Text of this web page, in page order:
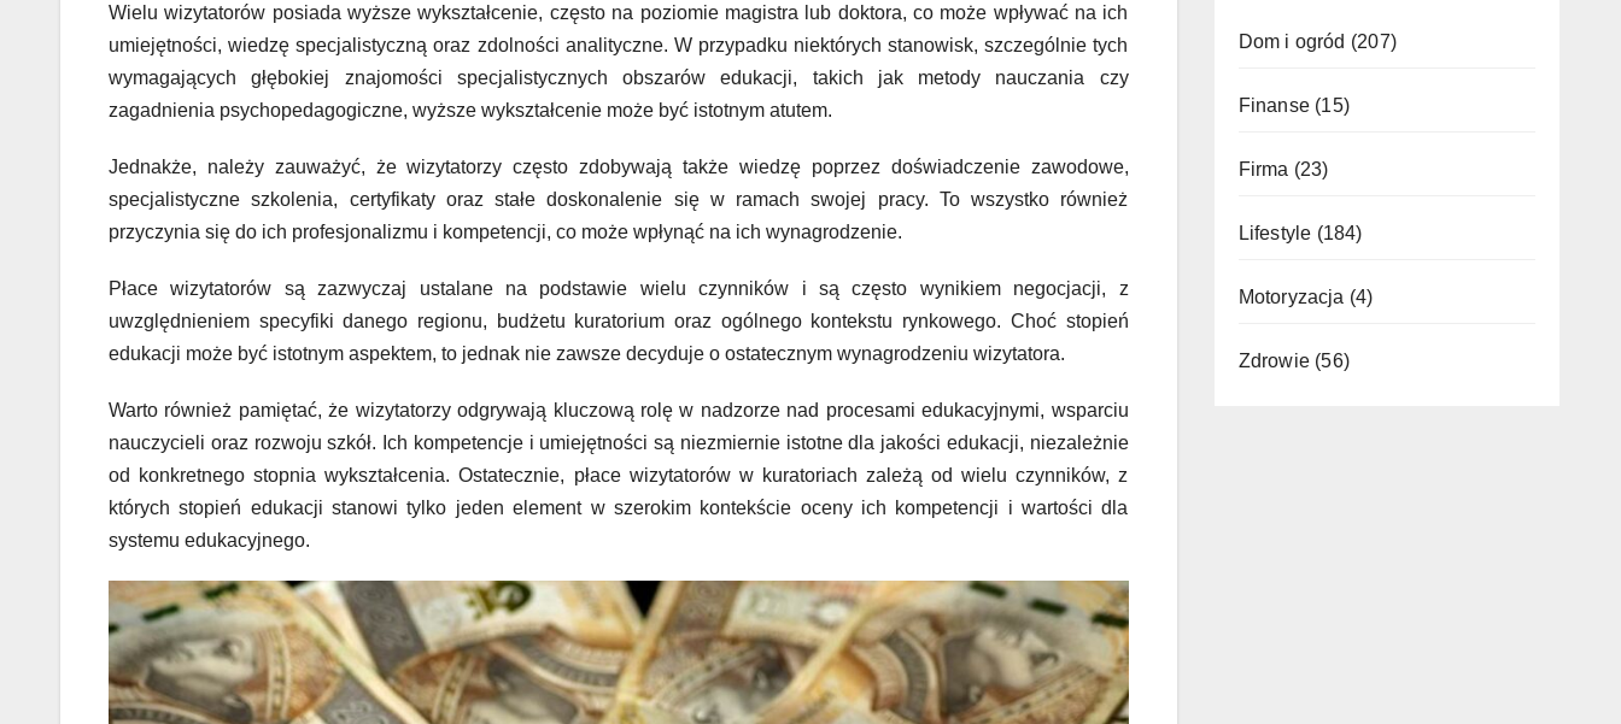
Wielu wizytatorów posiada wyższe wykształcenie, często na poziomie magistra lub doktora, co może wpływać na ich
umiejętności, wiedzę specjalistyczną oraz zdolności analityczne. W przypadku niektórych stanowisk, szczególnie tych
wymagających głębokiej znajomości specjalistycznych obszarów edukacji, takich jak metody nauczania czy
zagadnienia psychopedagogiczne, wyższe wykształcenie może być istotnym atutem.
Jednakże, należy zauważyć, że wizytatorzy często zdobywają także wiedzę poprzez doświadczenie zawodowe,
specjalistyczne szkolenia, certyfikaty oraz stałe doskonalenie się w ramach swojej pracy. To wszystko również
przyczynia się do ich profesjonalizmu i kompetencji, co może wpłynąć na ich wynagrodzenie.
Płace wizytatorów są zazwyczaj ustalane na podstawie wielu czynników i są często wynikiem negocjacji, z
uwzględnieniem specyfiki danego regionu, budżetu kuratorium oraz ogólnego kontekstu rynkowego. Choć stopień
edukacji może być istotnym aspektem, to jednak nie zawsze decyduje o ostatecznym wynagrodzeniu wizytatora.
Warto również pamiętać, że wizytatorzy odgrywają kluczową rolę w nadzorze nad procesami edukacyjnymi, wsparciu
nauczycieli oraz rozwoju szkół. Ich kompetencje i umiejętności są niezmiernie istotne dla jakości edukacji, niezależnie
od konkretnego stopnia wykształcenia. Ostatecznie, płace wizytatorów w kuratoriach zależą od wielu czynników, z
których stopień edukacji stanowi tylko jeden element w szerokim kontekście oceny ich kompetencji i wartości dla
systemu edukacyjnego.
Dom i ogród (207)
Finanse(15)
Firma (23)
Lifestyle (184)
Motoryzacja (4)
Zdrowie(56)